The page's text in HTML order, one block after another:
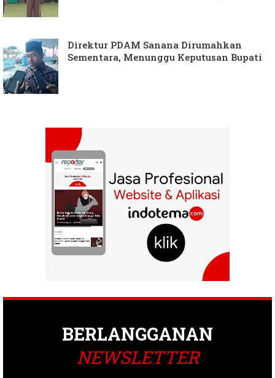
Direktur PDAM Sanana Dirumahkan
Sementara, Menunggu Keputusan Bupati
BERLANGGANAN
NEWSLETTER